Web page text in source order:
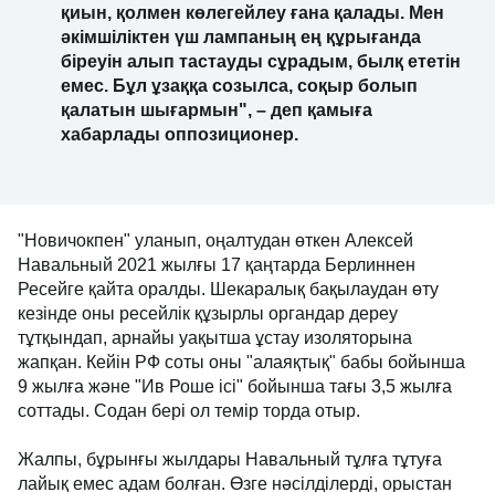
қиын, қолмен көлегейлеу ғана қалады. Мен
әкімшіліктен үш лампаның ең құрығанда
біреуін алып тастауды сұрадым, былқ ететін
емес. Бұл ұзаққа созылса, соқыр болып
қалатын шығармын", – деп қамыға
хабарлады оппозиционер.
"Новичокпен" уланып, оңалтудан өткен Алексей
Навальный 2021 жылғы 17 қаңтарда Берлиннен
Ресейге қайта оралды. Шекаралық бақылаудан өту
кезінде оны ресейлік құзырлы органдар дереу
тұтқындап, арнайы уақытша ұстау изоляторына
жапқан. Кейін РФ соты оны "алаяқтық" бабы бойынша
9 жылға және "Ив Роше ісі" бойынша тағы 3,5 жылға
соттады. Содан бері ол темір торда отыр.
Жалпы, бұрынғы жылдары Навальный тұлға тұтуға
лайық емес адам болған. Өзге нәсілділерді, орыстан